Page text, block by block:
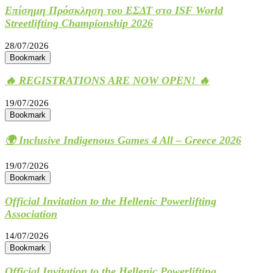
Επίσημη Πρόσκληση του ΕΣΔΤ στο ISF World
Streetlifting Championship 2026
28/07/2026
Bookmark
🔥 REGISTRATIONS ARE NOW OPEN! 🔥
19/07/2026
Bookmark
🌍 Inclusive Indigenous Games 4 All – Greece 2026
19/07/2026
Bookmark
Official Invitation to the Hellenic Powerlifting
Association
14/07/2026
Bookmark